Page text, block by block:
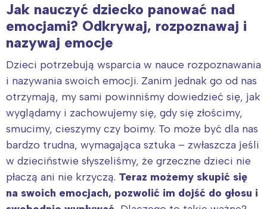
Jak nauczyć dziecko panować nad
emocjami? Odkrywaj, rozpoznawaj i
nazywaj emocje
Dzieci potrzebują wsparcia w nauce rozpoznawania
i nazywania swoich emocji. Zanim jednak go od nas
otrzymają, my sami powinniśmy dowiedzieć się, jak
wyglądamy i zachowujemy się, gdy się złościmy,
smucimy, cieszymy czy boimy. To może być dla nas
bardzo trudna, wymagająca sztuka – zwłaszcza jeśli
w dzieciństwie słyszeliśmy, że grzeczne dzieci nie
płaczą ani nie krzyczą. Teraz możemy skupić się
na swoich emocjach, pozwolić im dojść do głosu i